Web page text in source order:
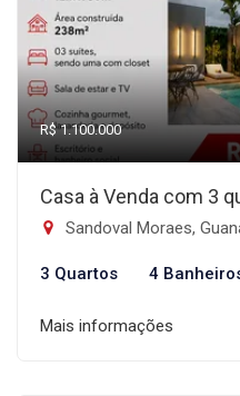
R$ 1.100.000
Casa à Venda com 3
Sandoval Moraes,
3 Quartos 4
Mais informações